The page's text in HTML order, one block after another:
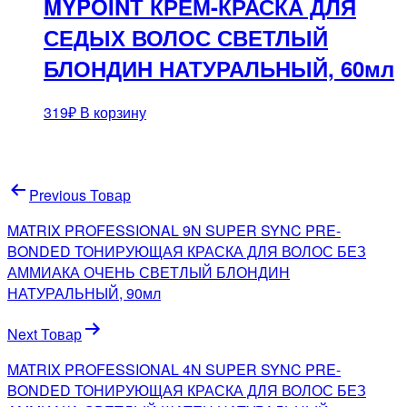
MYPOINT КРЕМ-КРАСКА ДЛЯ
СЕДЫХ ВОЛОС СВЕТЛЫЙ
БЛОНДИН НАТУРАЛЬНЫЙ, 60мл
319₽ В корзину
Навигация
по
записям
Previous Товар
MATRIX PROFESSIONAL 9N SUPER SYNC PRE-
BONDED ТОНИРУЮЩАЯ КРАСКА ДЛЯ ВОЛОС БЕЗ
АММИАКА ОЧЕНЬ СВЕТЛЫЙ БЛОНДИН
НАТУРАЛЬНЫЙ, 90мл
Next Товар
MATRIX PROFESSIONAL 4N SUPER SYNC PRE-
BONDED ТОНИРУЮЩАЯ КРАСКА ДЛЯ ВОЛОС БЕЗ